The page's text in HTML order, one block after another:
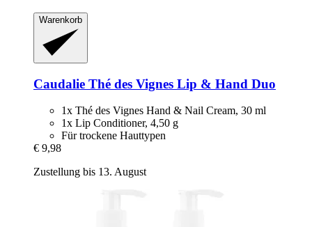
Warenkorb
Caudalie Thé des Vignes Lip & Hand Duo
1x Thé des Vignes Hand & Nail Cream, 30 ml
1x Lip Conditioner, 4,50 g
Für trockene Hauttypen
€ 9,98
Zustellung bis 13. August